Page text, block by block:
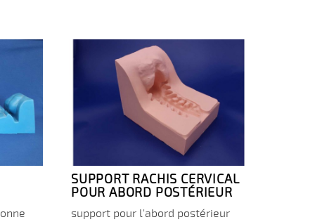
SUPPORT RACHIS CERVICAL
POUR ABORD POSTÉRIEUR
support pour l'abord postérieur